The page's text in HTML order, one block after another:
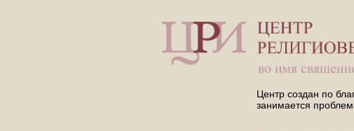
Центр создан по
занимается